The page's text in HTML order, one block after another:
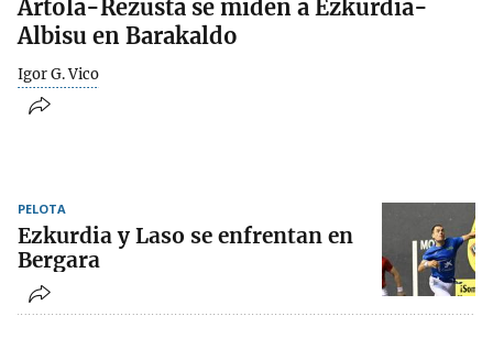
Artola-Rezusta se miden a Ezkurdia-
Albisu en Barakaldo
Igor G. Vico
PELOTA
Ezkurdia y Laso se enfrentan en
Bergara